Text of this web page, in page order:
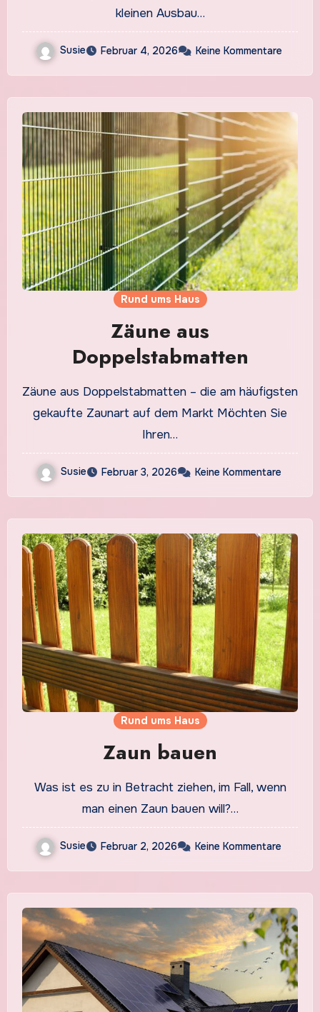
kleinen Ausbau…
Susie Februar 4, 2026 Keine Kommentare
Rund ums Haus
Zäune aus
Doppelstabmatten
Zäune aus Doppelstabmatten – die am häufigsten
gekaufte Zaunart auf dem Markt Möchten Sie
Ihren…
Susie Februar 3, 2026 Keine Kommentare
Rund ums Haus
Zaun bauen
Was ist es zu in Betracht ziehen, im Fall, wenn
man einen Zaun bauen will?…
Susie Februar 2, 2026 Keine Kommentare